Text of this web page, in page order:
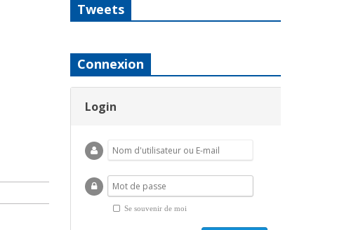
Tweets
Connexion
Login
Se souvenir de moi